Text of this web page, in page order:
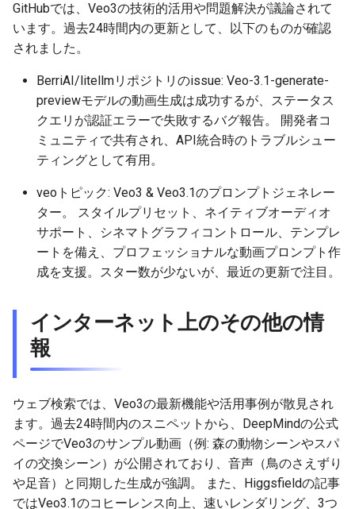
2026-05-10
2026-05-08
2026-05-07
2026-05-05
2026-05-04
2026-05-02
2026-04-30
2026-04-29
2026-04-28
2025-10-25
2025-10-23
2025-10-22
2025-10-20
2025-10-19
2025-10-17
2025-10-15
2025-10-14
2025-10-13
2026-05-10
2026-05-08
2026-05-07
2026-05-05
2026-05-04
2026-05-02
2026-04-30
2026-04-29
2026-04-28
2025-10-25
2025-10-23
2025-10-22
2025-10-20
2025-10-19
2025-10-17
2025-10-15
2025-10-14
2025-10-13
2026-05-07
2026-05-05
2026-05-04
2026-05-02
2026-05-01
2026-04-29
2026-04-27
2026-04-26
2026-04-25
2025-10-25
2025-10-23
2025-10-22
2025-10-20
2025-10-19
2025-10-17
2025-10-15
2025-10-14
2025-10-13
2026-05-06
2026-05-04
2026-05-03
2026-05-01
2026-04-30
2026-04-28
2026-04-27
2026-04-26
2026-04-25
2026-04-24
GitHubでは、Veo3の技術的活用や問題解決が議論されて
います。過去24時間内の更新として、以下のものが確認
されました。
BerriAI/litellmリポジトリのissue: Veo-3.1-generate-
previewモデルの動画生成は成功するが、ステータス
クエリが認証エラーで失敗するバグ報告。 開発者コ
ミュニティで共有され、API統合時のトラブルシュー
ティングとして有用。
veoトピック: Veo3 & Veo3.1のプロンプトジェネレー
ター。 スタイルプリセット、ネイティブオーディオ
サポート、シネマトグラフィコントロール、テンプレ
ートを備え、プロフェッショナルな動画プロンプト作
成を支援。スター数が少ないが、最近の更新で注目。
インターネット上のその他の情
報
ウェブ検索では、Veo3の最新機能や活用事例が散見され
ます。過去24時間内のスニペットから、DeepMindの公式
ページでVeo3のサンプル動画（例: 森の動物シーンやスパ
イの交換シーン）が公開されており、音声（鳥のさえずり
や足音）と同期した生成が強調。 また、Higgsfieldの記事
ではVeo3.1のコヒーレンス向上、速いレンダリング、3つ